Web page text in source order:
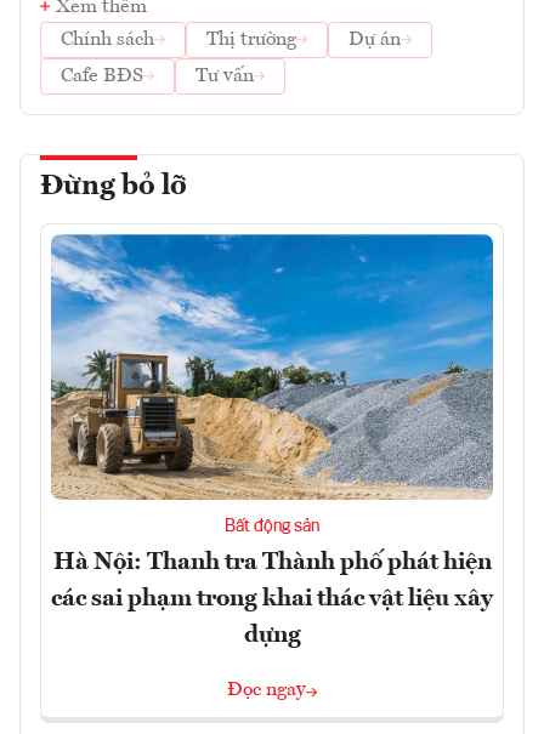
Xem thêm
Chính sách
Thị trường
Dự án
Cafe BĐS
Tư vấn
Đừng bỏ lỡ
Bất động sản
Hà Nội: Thanh tra Thành phố phát hiện
các sai phạm trong khai thác vật liệu xây
dựng
Đọc ngay